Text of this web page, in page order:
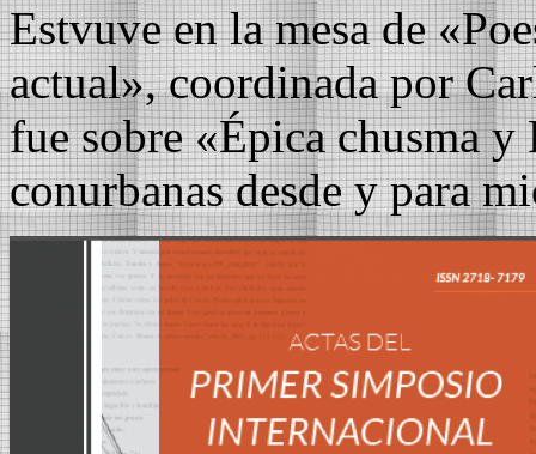
Estvuve en la mesa de
actual», coordinada por
fue sobre «Épica chusma
conurbanas desde y para